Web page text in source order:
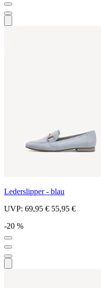
Lederslipper - blau
UVP: 69,95 € 55,95 €
-20 %